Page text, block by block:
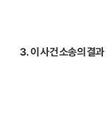
3. 이 사건 소송의 결과